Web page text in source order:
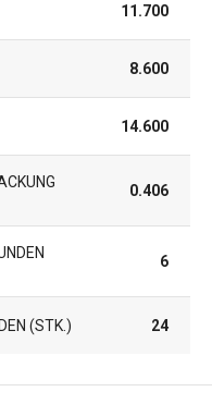
11.700
8.600
14.600
(
0.406
6
(STK.) 24